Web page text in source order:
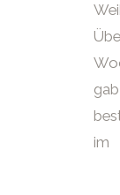
im